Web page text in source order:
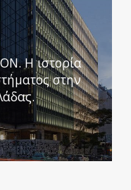
Η ιστορία
στην